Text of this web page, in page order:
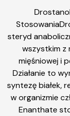
steryd
wszystkim z
mięśniowej i
Działanie to
syntezę białek,
w organizmie
Enanthate